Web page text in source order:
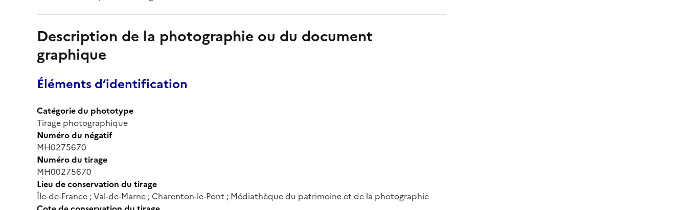
Description de la photographie ou du document
graphique
Éléments d’identification
Catégorie du phototype
Tirage photographique
Numéro du négatif
MH0275670
Numéro du tirage
MH00275670
Lieu de conservation du tirage
Île-de-France ; Val-de-Marne ; Charenton-le-Pont ; Médiathèque du patrimoine et de la photographie